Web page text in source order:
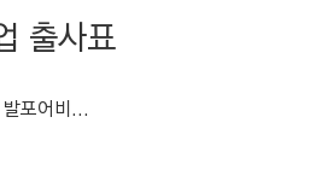
출사표
포어비...